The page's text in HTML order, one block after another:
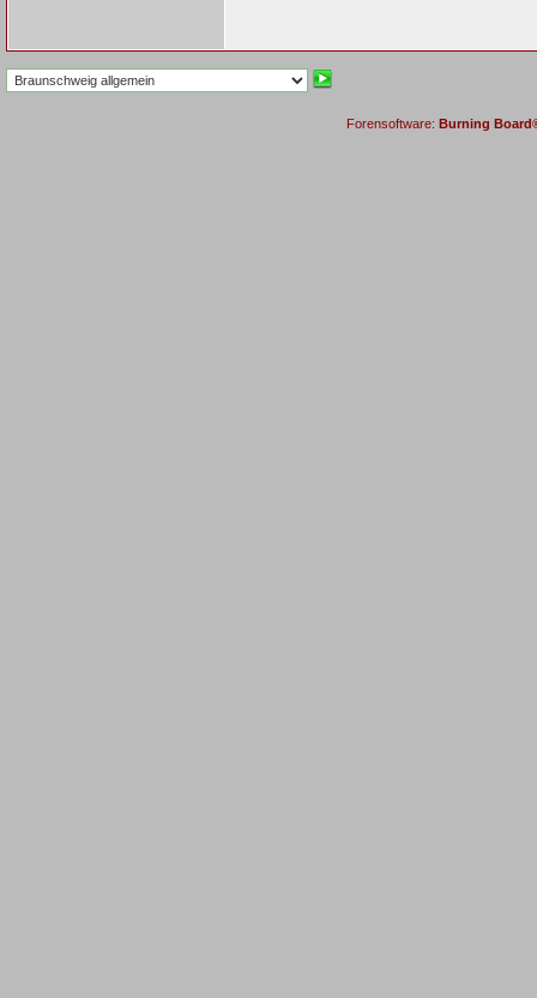
Forensoftware: Burning